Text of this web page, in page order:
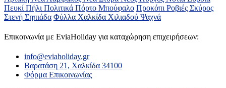
Πευκί Πήλι Πολιτικά Πόρτο Μπούφαλο Προκόπι Ροβιές Σκύρος
Στενή Σηπιάδα Φύλλα Χαλκίδα Χιλιαδού Ψαχνά
Επικοινωνία με ΕviaHoliday για καταχώρηση επιχειρήσεων:
info@eviaholiday.gr
Βαρατάση 21, Χαλκίδα 34100
Φόρμα Επικοινωνίας